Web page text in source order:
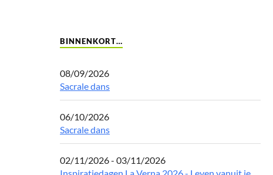
BINNENKORT…
08/09/2026
Sacrale dans
06/10/2026
Sacrale dans
02/11/2026 - 03/11/2026